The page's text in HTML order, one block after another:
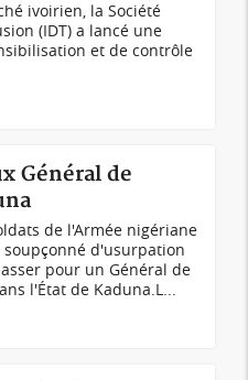
ivoirien, la Société
(IDT) a lancé une
et de contrôle
Général de
de l'Armée nigériane
d'usurpation
pour un Général de
l'État de Kaduna.L...